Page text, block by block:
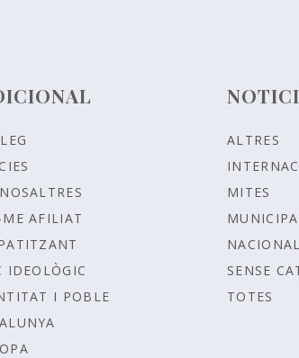
ME AFILIAT
IDEOLÒGIC
I POBLE
ALTRES
MITES
NACIONAL
SENSE
TOTES